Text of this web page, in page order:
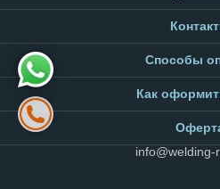
Способы
Как
info@welding-